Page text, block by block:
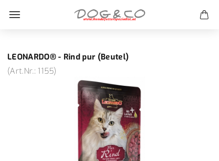
LEONARDO® - Rind pur (Beutel)
(Art.Nr.: 1155)